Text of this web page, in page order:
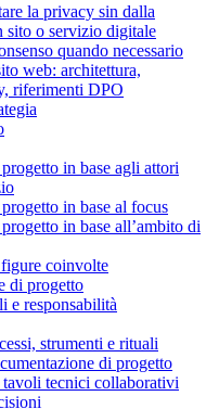
la privacy sin dalla
sito o servizio digitale
quando necessario
web: architettura,
riferimenti DPO
in base agli attori
in base al focus
in base all’ambito di
coinvolte
di progetto
e responsabilità
strumenti e rituali
di progetto
tecnici collaborativi